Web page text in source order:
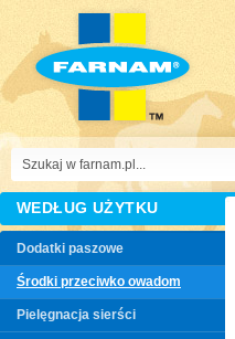
WEDŁUG UŻYTKU
Dodatki paszowe
Środki przeciwko owadom
Pielęgnacja sierści